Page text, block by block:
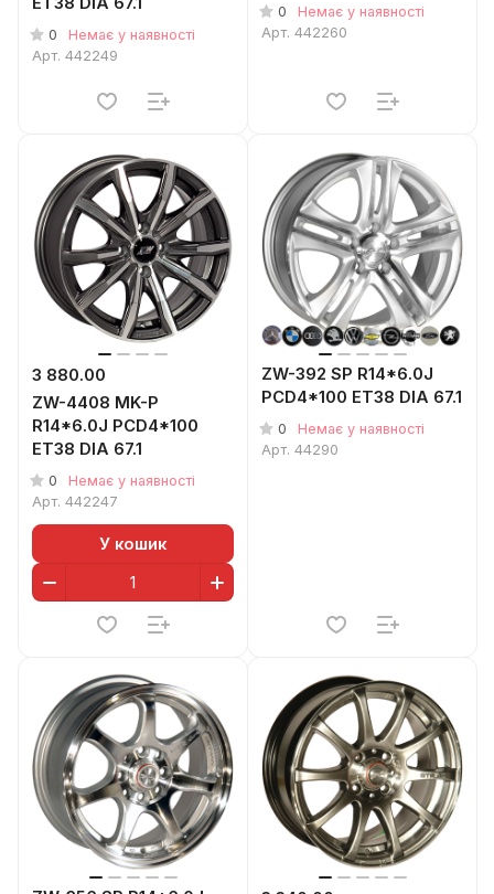
0
Немає у наявності
Арт. 442249
0
Немає у наявності
Арт. 442260
3 880.00
ZW-4408 MK-P
R14*6.0J PCD4*100
ET38 DIA 67.1
0
Немає у наявності
Арт. 442247
У кошик
ZW-392 SP R14*6.0J
PCD4*100 ET38 DIA 67.1
0
Немає у наявності
Арт. 44290